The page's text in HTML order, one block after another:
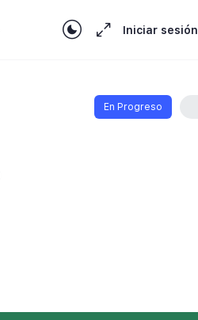
Iniciar sesión
En Progreso